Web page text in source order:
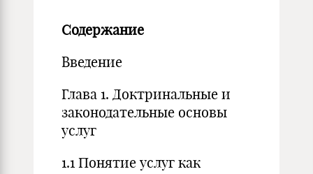
Содержание
Введение
Глава 1. Доктринальные и
законодательные основы
услуг
1.1 Понятие услуг как